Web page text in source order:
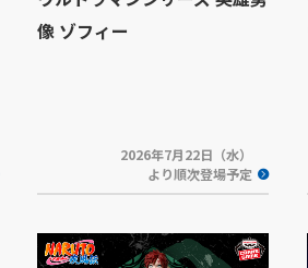
像 ゾフィー
2026年7月22日（水）
より順次登場予定